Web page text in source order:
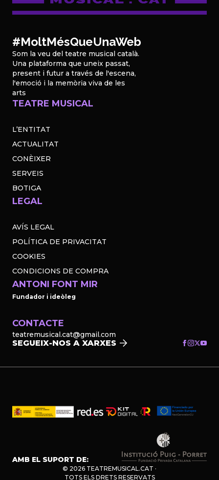
#MoltMésQueUnaWeb
Som la veu del teatre musical català.
Una plataforma que uneix passat,
present i futur a través de l'escena,
l'emoció i la memòria viva de les
arts
TEATRE MUSICAL
L’ENTITAT
ACTUALITAT
CONÈIXER
SERVEIS
BOTIGA
LEGAL
AVÍS LEGAL
POLÍTICA DE PRIVACITAT
COOKIES
CONDICIONS DE COMPRA
ANTONI FONT MIR
Fundador i ideòleg
CONTACTE
teatremusical.cat@gmail.com
SEGUEIX-NOS A XARXES
AMB EL SUPORT DE:
© 2026 TEATREMUSICAL.CAT ·
TOTS ELS DRETS RESERVATS